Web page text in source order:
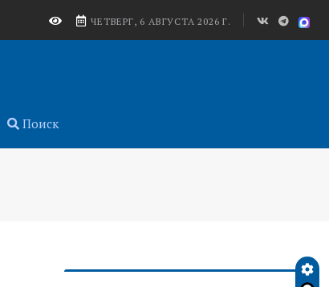
ЧЕТВЕРГ, 6 АВГУСТА 2026 Г.
Поиск